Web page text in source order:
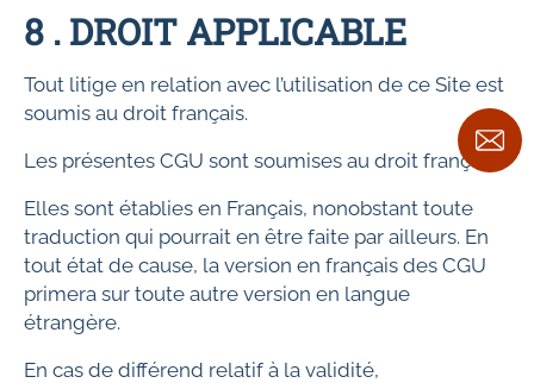
8 . DROIT APPLICABLE
Tout litige en relation avec l’utilisation de ce Site est
soumis au droit français.
Les présentes CGU sont soumises au droit français.
Elles sont établies en Français, nonobstant toute
traduction qui pourrait en être faite par ailleurs. En
tout état de cause, la version en français des CGU
primera sur toute autre version en langue
étrangère.
En cas de différend relatif à la validité,